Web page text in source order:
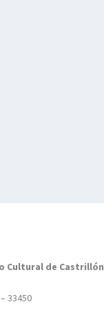
Cultural de Castrillón
33450